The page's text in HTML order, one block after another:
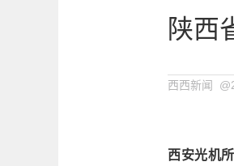
陕西
西西新闻
西安光机